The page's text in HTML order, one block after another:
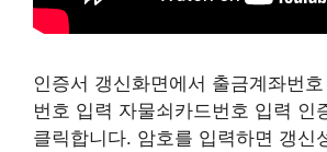
인증서 갱신화면에서 출금계좌번
번호 입력 자물쇠카드번호 입력 인
클릭합니다. 암호를 입력하면 갱신